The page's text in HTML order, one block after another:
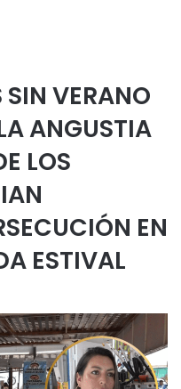
VERANO
ANGUSTIA
LOS
EN
ESTIVAL